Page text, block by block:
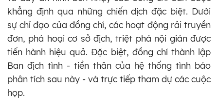
khẳng định qua những chiến dịch đặc biệt. Dưới
sự chỉ đạo của đồng chí, các hoạt động rải truyền
đơn, phá hoại cơ sở địch, triệt phá nội gián được
tiến hành hiệu quả. Đặc biệt, đồng chí thành lập
Ban địch tình - tiền thân của hệ thống tình báo
phân tích sau này - và trực tiếp tham dự các cuộc
họp.